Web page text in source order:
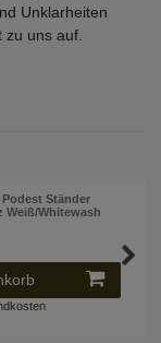
Unklarheiten
uns auf.
Ständer
Weiß/Whitewash